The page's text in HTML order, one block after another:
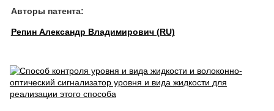
Авторы патента:
Репин Александр Владимирович (RU)